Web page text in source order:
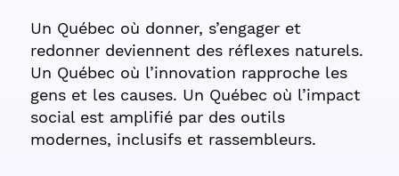
Un Québec où donner, s’engager et
redonner deviennent des réflexes naturels.
Un Québec où l’innovation rapproche les
gens et les causes. Un Québec où l’impact
social est amplifié par des outils
modernes, inclusifs et rassembleurs.